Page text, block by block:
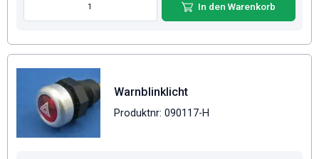
In den Warenkorb
Warnblinklicht
Produktnr: 090117-H